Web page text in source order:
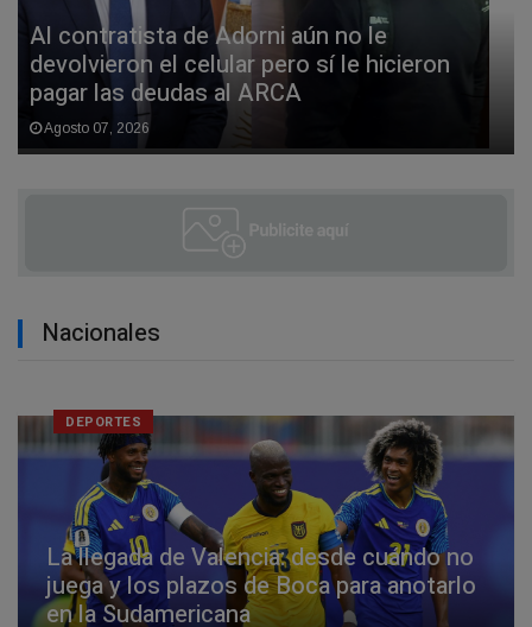
Al contratista de Adorni aún no le
devolvieron el celular pero sí le hicieron
pagar las deudas al ARCA
Agosto 07, 2026
Nacionales
DEPORTES
La llegada de Valencia: desde cuándo no
juega y los plazos de Boca para anotarlo
en la Sudamericana